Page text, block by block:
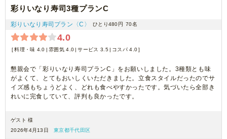
彩りいなり寿司3種プランC
彩りいなり寿司プラン〈C〉 ひとり480円 70名
4.0
料理・味 4.0 雰囲気 4.0 サービス 3.5 コスパ 4.0
懇親会で「彩りいなり寿司プランC」をお願いしました。3種類とも味
がよくて、とてもおいしくいただきました。立食スタイルだったのでサ
イズ感もちょうどよく、どれも食べやすかったです。気づいたら全部き
れいに完食していて、評判も良かったです。
ゲスト 様
2026年4月13日
東京都千代田区